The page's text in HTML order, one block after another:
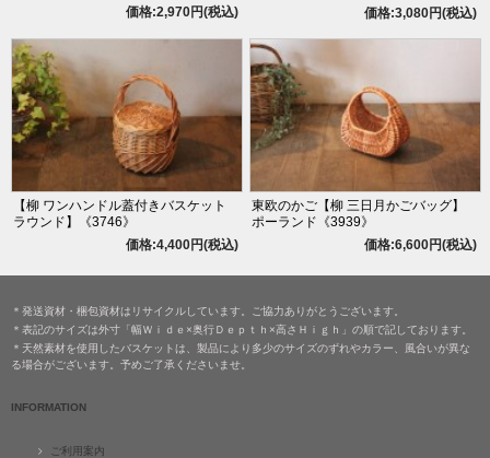
価格:2,970円(税込)
価格:3,080円(税込)
【柳 ワンハンドル蓋付きバスケット
ラウンド】《3746》
価格:4,400円(税込)
東欧のかご【柳 三日月かごバッグ】
ポーランド《3939》
価格:6,600円(税込)
＊発送資材・梱包資材はリサイクルしています。ご協力ありがとうございます。
＊表記のサイズは外寸「幅Ｗｉｄｅ×奥行Ｄｅｐｔｈ×高さＨｉｇｈ」の順で記しております。
＊天然素材を使用したバスケットは、製品により多少のサイズのずれやカラー、風合いが異な
る場合がございます。予めご了承くださいませ。
INFORMATION
ご利用案内